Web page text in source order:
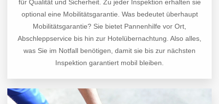
für Qualität und Sicherheit. Zu jeder Inspektion erhalten sie
optional eine Mobilitätsgarantie. Was bedeutet überhaupt
Mobilitätsgarantie? Sie bietet Pannenhilfe vor Ort,
Abschleppservice bis hin zur Hotelübernachtung. Also alles,
was Sie im Notfall benötigen, damit sie bis zur nächsten
Inspektion garantiert mobil bleiben.